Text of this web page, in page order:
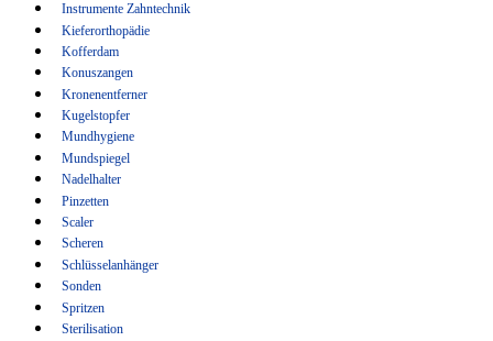
Sonden
Spritzen
Sterilisation
Tasterzirkel Messzirkel
Wundhaken
Zementspatel
Instrumente Zahntechnik
Kieferorthopädie
Kofferdam
Konuszangen
Kronenentferner
Kugelstopfer
Mundhygiene
Mundspiegel
Nadelhalter
Pinzetten
Scaler
Scheren
Schlüsselanhänger
Sonden
Spritzen
Sterilisation